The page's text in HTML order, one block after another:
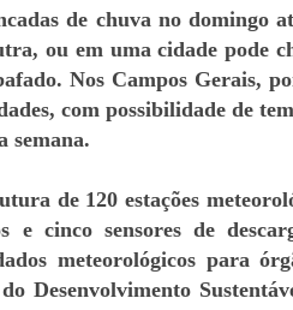
de chuva no domingo
ou em uma cidade pode
Nos Campos Gerais,
com possibilidade de
semana.
de 120 estações
e cinco sensores de
meteorológicos para
Desenvolvimento